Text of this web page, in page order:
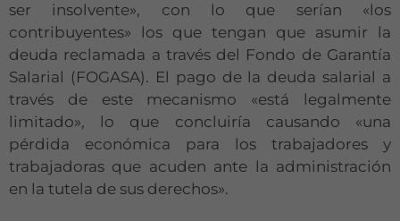
ser insolvente», con lo que serían «los
contribuyentes» los que tengan que asumir la
deuda reclamada a través del Fondo de Garantía
Salarial (FOGASA). El pago de la deuda salarial a
través de este mecanismo «está legalmente
limitado», lo que concluiría causando «una
pérdida económica para los trabajadores y
trabajadoras que acuden ante la administración
en la tutela de sus derechos».